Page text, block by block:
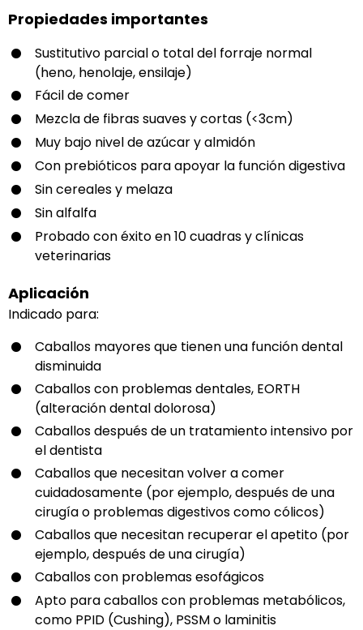
Propiedades importantes
Sustitutivo parcial o total del forraje normal
(heno, henolaje, ensilaje)
Fácil de comer
Mezcla de fibras suaves y cortas (<3cm)
Muy bajo nivel de azúcar y almidón
Con prebióticos para apoyar la función digestiva
Sin cereales y melaza
Sin alfalfa
Probado con éxito en 10 cuadras y clínicas
veterinarias
Aplicación
Indicado para:
Caballos mayores que tienen una función dental
disminuida
Caballos con problemas dentales, EORTH
(alteración dental dolorosa)
Caballos después de un tratamiento intensivo por
el dentista
Caballos que necesitan volver a comer
cuidadosamente (por ejemplo, después de una
cirugía o problemas digestivos como cólicos)
Caballos que necesitan recuperar el apetito (por
ejemplo, después de una cirugía)
Caballos con problemas esofágicos
Apto para caballos con problemas metabólicos,
como PPID (Cushing), PSSM o laminitis